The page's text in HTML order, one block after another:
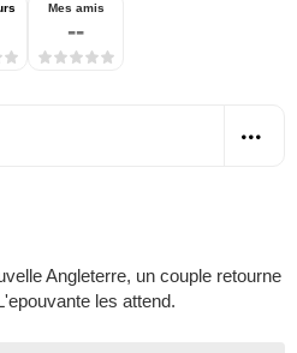
Mes amis
--
Angleterre, un couple retourne
les attend.